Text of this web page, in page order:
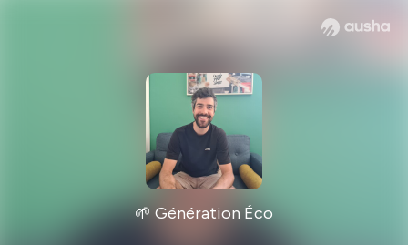
🌱 Génération Éco